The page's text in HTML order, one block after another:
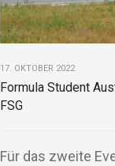
17. OKTOBER 2022
Formula Student
FSG
Für das zweite